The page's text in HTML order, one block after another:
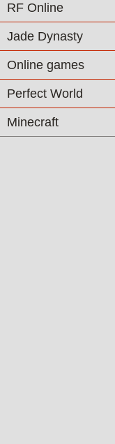
RF Online
Jade Dynasty
Online games
Perfect World
Minecraft